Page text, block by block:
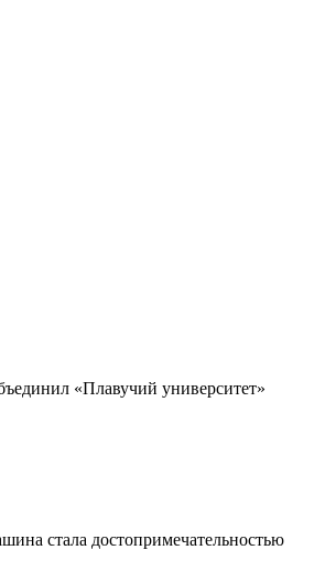
«Плавучий университет»
стала достопримечательностью